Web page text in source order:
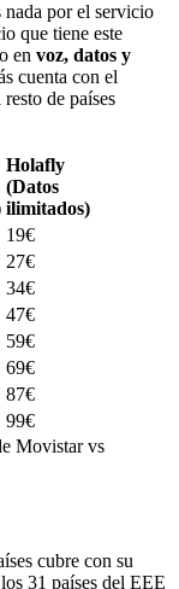
por el servicio
que tiene este
en voz, datos y
cuenta con el
resto de países
Holafly
(Datos
ilimitados)
19€
27€
34€
47€
59€
69€
87€
99€
Movistar vs
cubre con su
31 países del EEE